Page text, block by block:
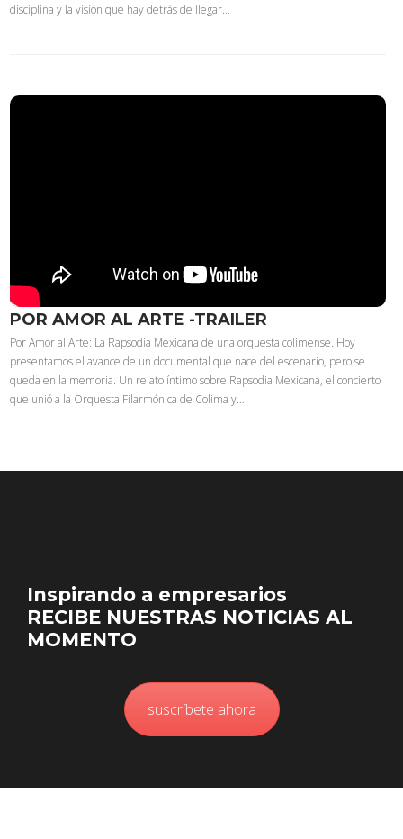
disciplina y la visión que hay detrás de llegar…
POR AMOR AL ARTE -TRAILER
Por Amor al Arte: La Rapsodia Mexicana de una orquesta colimense. Hoy
presentamos el avance de un documental que nace del escenario, pero se
queda en la memoria. Un relato íntimo sobre Rapsodia Mexicana, el concierto
que unió a la Orquesta Filarmónica de Colima y…
Inspirando a empresarios
RECIBE NUESTRAS NOTICIAS AL
MOMENTO
suscríbete ahora